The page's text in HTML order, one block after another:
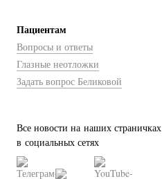
Пациентам
Вопросы и ответы
Глазные неотложки
Задать вопрос Беликовой
Все новости на наших страничках
в социальных сетях